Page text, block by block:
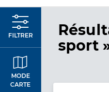
FILTRER
MODE
CARTE
sport